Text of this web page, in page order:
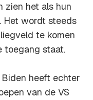
zien het als hun
Het wordt steeds
te komen
toegang staat.
heeft echter
van de VS